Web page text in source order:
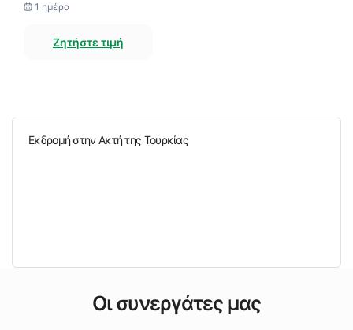
1 ημέρα
Ζητήστε τιμή
Εκδρομή στην Ακτή της Τουρκίας
Οι συνεργάτες μας